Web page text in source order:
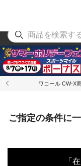
ア
ワコール CW-X
ご指定の条件に
「